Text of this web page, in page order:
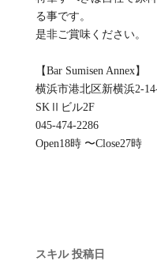
る事です。
是非ご賞味ください。
【Bar Sumisen Annex】
横浜市港北区新横浜2-
SKⅡビル2F
045-474-2286
Open18時 〜Close27時
スキル 投稿日